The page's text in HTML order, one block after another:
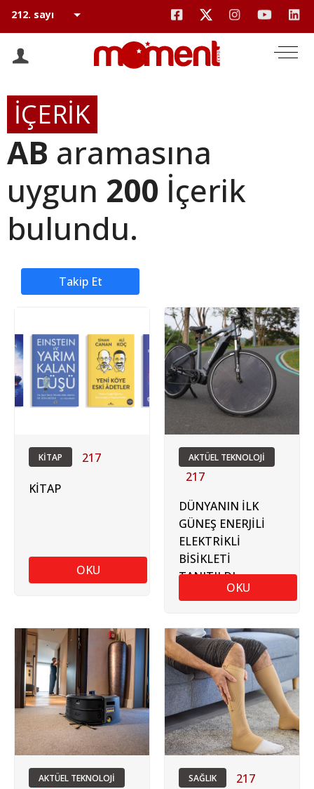
İÇERİK
AB aramasına
uygun 200 İçerik
bulundu.
Takip Et
KİTAP 217
KİTAP
OKU
AKTÜEL TEKNOLOJİ
217
DÜNYANIN İLK
GÜNEŞ ENERJİLİ
ELEKTRİKLİ
BİSİKLETİ
TANITILDI
OKU
AKTÜEL TEKNOLOJİ SAĞLIK 217